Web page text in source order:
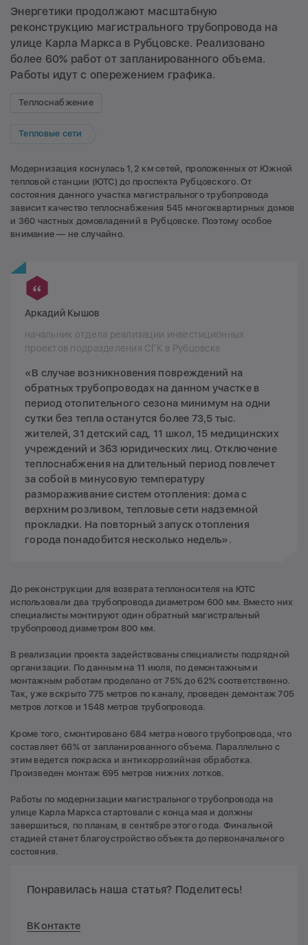
Энергетики продолжают масштабную
реконструкцию магистрального трубопровода на
улице Карла Маркса в Рубцовске. Реализовано
более 60% работ от запланированного объема.
Работы идут с опережением графика.
Теплоснабжение
Тепловые сети
Модернизация коснулась 1,2 км сетей, проложенных от Южной
тепловой станции (ЮТС) до проспекта Рубцовского. От
состояния данного участка магистрального трубопровода
зависит качество теплоснабжения 545 многоквартирных домов
и 360 частных домовладений в Рубцовске. Поэтому особое
внимание — не случайно.
Аркадий Кышов
начальник отдела реализации инвестиционных
проектов подразделения СГК в Рубцовске
«В случае возникновения повреждений на
обратных трубопроводах на данном участке в
период отопительного сезона минимум на одни
сутки без тепла останутся более 73,5 тыс.
жителей, 31 детский сад, 11 школ, 15 медицинских
учреждений и 363 юридических лиц. Отключение
теплоснабжения на длительный период повлечет
за собой в минусовую температуру
размораживание систем отопления: дома с
верхним розливом, тепловые сети надземной
прокладки. На повторный запуск отопления
города понадобится несколько недель».
До реконструкции для возврата теплоносителя на ЮТС
использовали два трубопровода диаметром 600 мм. Вместо них
специалисты монтируют один обратный магистральный
трубопровод диаметром 800 мм.
В реализации проекта задействованы специалисты подрядной
организации. По данным на 11 июля, по демонтажным и
монтажным работам проделано от 75% до 62% соответственно.
Так, уже вскрыто 775 метров по каналу, проведен демонтаж 705
метров лотков и 1548 метров трубопровода.
Кроме того, смонтировано 684 метра нового трубопровода, что
составляет 66% от запланированного объема. Параллельно с
этим ведется покраска и антикоррозийная обработка.
Произведен монтаж 695 метров нижних лотков.
Работы по модернизации магистрального трубопровода на
улице Карла Маркса стартовали с конца мая и должны
завершиться, по планам, в сентябре этого года. Финальной
стадией станет благоустройство объекта до первоначального
состояния.
Понравилась наша статья? Поделитесь!
ВКонтакте